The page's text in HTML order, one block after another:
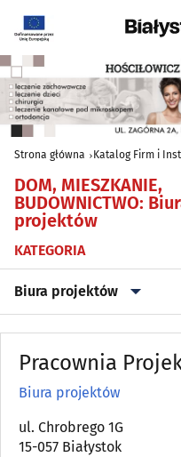
Strona główna Katalog Firm i
DOM, MIESZKANIE,
BUDOWNICTWO:
projektów
KATEGORIA
Biura projektów
Agencje nieruchomości
Antyki
Architektura, architektura
Pracownia
Biura projektów
ul. Chrobrego 1G
15-057 Białystok